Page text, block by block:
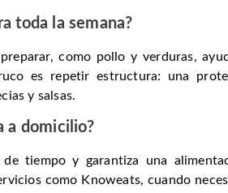
toda la semana?
como pollo y verduras,
es repetir estructura: una
y salsas.
a domicilio?
tiempo y garantiza una
como Knoweats, cuando